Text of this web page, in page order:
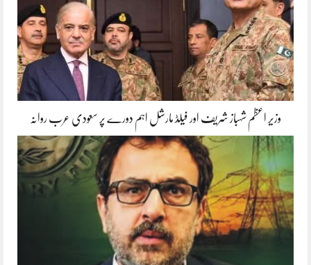
وزیر اعظم شہباز شریف اور فیلڈ مارشل اہم دورے پر سعودی عرب روانہ